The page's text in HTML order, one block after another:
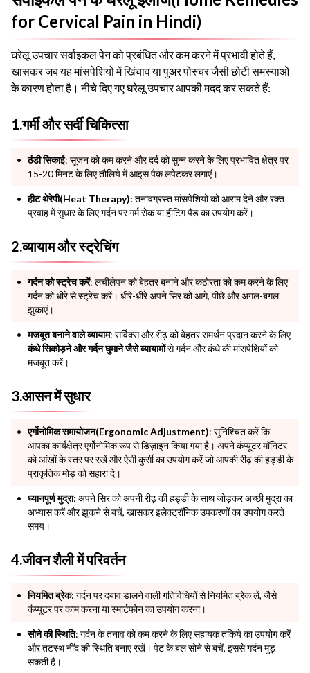
for Cervical Pain in Hindi)
घरेलू उपचार सर्वाइकल पेन को प्रबंधित और कम करने में प्रभावी होते हैं,
खासकर जब यह मांसपेशियों में खिंचाव या पुअर पोस्चर जैसी छोटी समस्याओं
के कारण होता है। नीचे दिए गए घरेलू उपचार आपकी मदद कर सकते हैं:
1.गर्मी और सर्दी चिकित्सा
ठंडी सिकाई: सूजन को कम करने और दर्द को सुन्न करने के लिए प्रभावित क्षेत्र पर
15-20 मिनट के लिए तौलिये में आइस पैक लपेटकर लगाएं।
हीट थेरेपी(Heat Therapy): तनावग्रस्त मांसपेशियों को आराम देने और रक्त
प्रवाह में सुधार के लिए गर्दन पर गर्म सेक या हीटिंग पैड का उपयोग करें।
2.व्यायाम और स्ट्रेचिंग
गर्दन को स्ट्रेच करें: लचीलेपन को बेहतर बनाने और कठोरता को कम करने के लिए
गर्दन को धीरे से स्ट्रेच करें। धीरे-धीरे अपने सिर को आगे, पीछे और अगल-बगल
झुकाएं।
मजबूत बनाने वाले व्यायाम: सर्विक्स और रीढ़ को बेहतर समर्थन प्रदान करने के लिए
कंधे सिकोड़ने और गर्दन घुमाने जैसे व्यायामोंसे गर्दन और कंधे की मांसपेशियों को
मजबूत करें।
3.आसन में सुधार
एर्गोनोमिक समायोजन(Ergonomic Adjustment): सुनिश्चित करें कि
आपका कार्यक्षेत्र एर्गोनोमिक रूप से डिज़ाइन किया गया है। अपने कंप्यूटर मॉनिटर
को आंखों के स्तर पर रखें और ऐसी कुर्सी का उपयोग करें जो आपकी रीढ़ की हड्डी के
प्राकृतिक मोड़ को सहारा दे।
ध्यानपूर्ण मुद्रा: अपने सिर को अपनी रीढ़ की हड्डी के साथ जोड़कर अच्छी मुद्रा का
अभ्यास करें और झुकने से बचें, खासकर इलेक्ट्रॉनिक उपकरणों का उपयोग करते
समय।
4.जीवन शैली में परिवर्तन
नियमित ब्रेक: गर्दन पर दबाव डालने वाली गतिविधियों से नियमित ब्रेक लें, जैसे
कंप्यूटर पर काम करना या स्मार्टफोन का उपयोग करना।
सोने की स्थिति: गर्दन के तनाव को कम करने के लिए सहायक तकिये का उपयोग करें
और तटस्थ नींद की स्थिति बनाए रखें। पेट के बल सोने से बचें, इससे गर्दन मुड़
सकती है।